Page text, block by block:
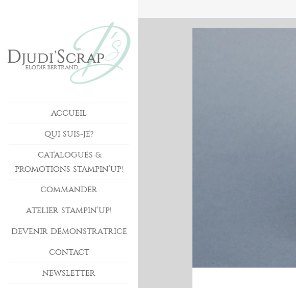
ACCUEIL
QUI SUIS-JE?
CATALOGUES &
PROMOTIONS STAMPIN’UP!
COMMANDER
ATELIER STAMPIN’UP!
DEVENIR DÉMONSTRATRICE
CONTACT
NEWSLETTER